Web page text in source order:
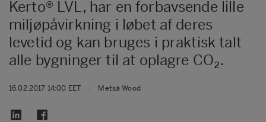
Kerto® LVL, har en forbavsende lille
miljøpåvirkning i løbet af deres
levetid og kan bruges i praktisk talt
alle bygninger til at oplagre CO₂.
16.02.2017 14:00 EET Metsä Wood